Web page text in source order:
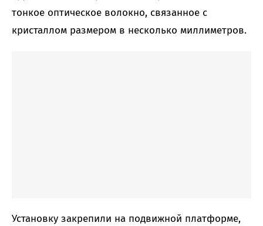
тонкое оптическое волокно, связанное с
кристаллом размером в несколько миллиметров.
Установку закрепили на подвижной платформе,